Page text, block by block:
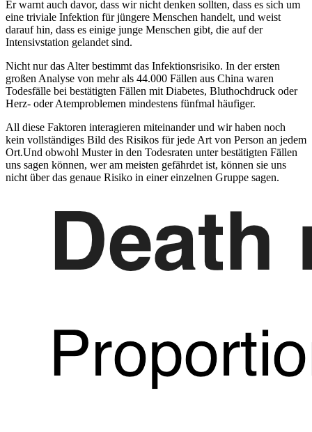
Er warnt auch davor, dass wir nicht denken sollten, dass es sich um
eine triviale Infektion für jüngere Menschen handelt, und weist
darauf hin, dass es einige junge Menschen gibt, die auf der
Intensivstation gelandet sind.
Nicht nur das Alter bestimmt das Infektionsrisiko. In der ersten
großen Analyse von mehr als 44.000 Fällen aus China waren
Todesfälle bei bestätigten Fällen mit Diabetes, Bluthochdruck oder
Herz- oder Atemproblemen mindestens fünfmal häufiger.
All diese Faktoren interagieren miteinander und wir haben noch
kein vollständiges Bild des Risikos für jede Art von Person an jedem
Ort.Und obwohl Muster in den Todesraten unter bestätigten Fällen
uns sagen können, wer am meisten gefährdet ist, können sie uns
nicht über das genaue Risiko in einer einzelnen Gruppe sagen.